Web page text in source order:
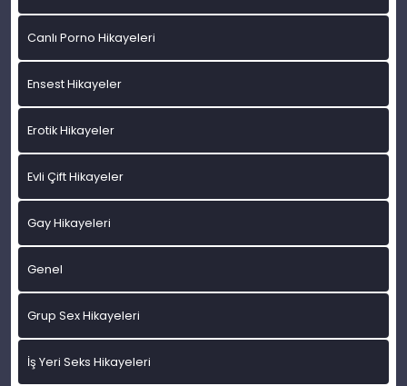
Canlı Porno Hikayeleri
Ensest Hikayeler
Erotik Hikayeler
Evli Çift Hikayeler
Gay Hikayeleri
Genel
Grup Sex Hikayeleri
İş Yeri Seks Hikayeleri